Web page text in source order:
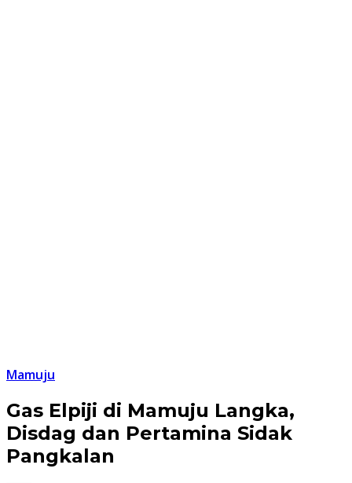
Mamuju
Gas Elpiji di Mamuju Langka,
Disdag dan Pertamina Sidak
Pangkalan